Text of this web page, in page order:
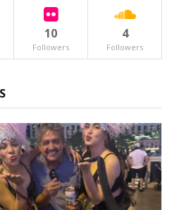
10
Followers
4
Followers